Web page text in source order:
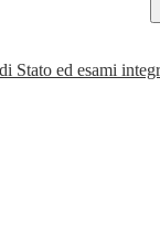
Stato ed esami